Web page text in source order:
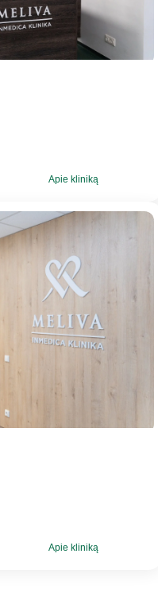
Apie kliniką
Apie kliniką